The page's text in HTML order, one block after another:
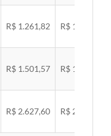
R$ 1.261,82 R$ 1.300,32
R$ 1.501,57 R$ 1.547,38
R$ 2.627,60 R$ 2.707,76